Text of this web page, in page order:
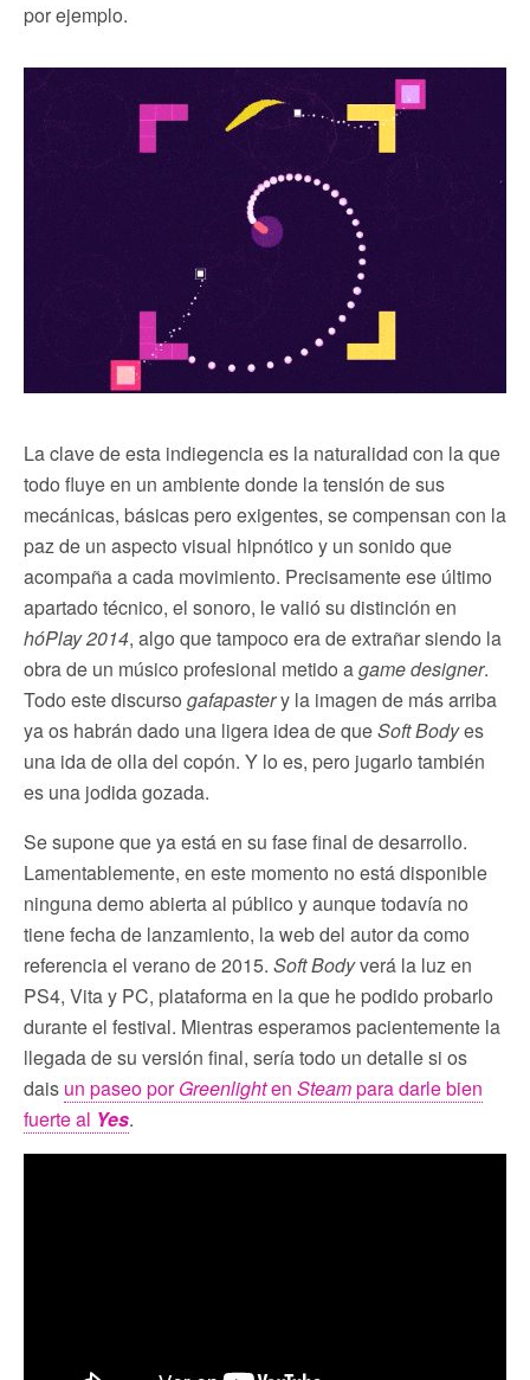
por ejemplo.
La clave de esta indiegencia es la naturalidad con la que
todo fluye en un ambiente donde la tensión de sus
mecánicas, básicas pero exigentes, se compensan con la
paz de un aspecto visual hipnótico y un sonido que
acompaña a cada movimiento. Precisamente ese último
apartado técnico, el sonoro, le valió su distinción en
hóPlay2014, algo que tampoco era de extrañar siendo la
obra de un músico profesional metido agame designer.
Todo este discurso gafapastery la imagen de más arriba
ya os habrán dado una ligera idea de queSoft Bodyes
una ida de olla del copón. Y lo es, pero jugarlo también
es una jodida gozada.
Se supone que ya está en su fase final de desarrollo.
Lamentablemente, en este momento no está disponible
ninguna demo abierta al público y aunque todavía no
tiene fecha de lanzamiento, la web del autor da como
referencia el verano de 2015. Soft Bodyverá la luz en
PS4, Vita y PC, plataforma en la que he podido probarlo
durante el festival. Mientras esperamos pacientemente la
llegada de su versión final, sería todo un detalle si os
dais un paseo porGreenlighten Steampara darle bien
fuerte al Yes.